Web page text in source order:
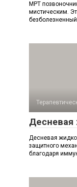
МРТ
мистическим.
Десневая
защитного
благодаря